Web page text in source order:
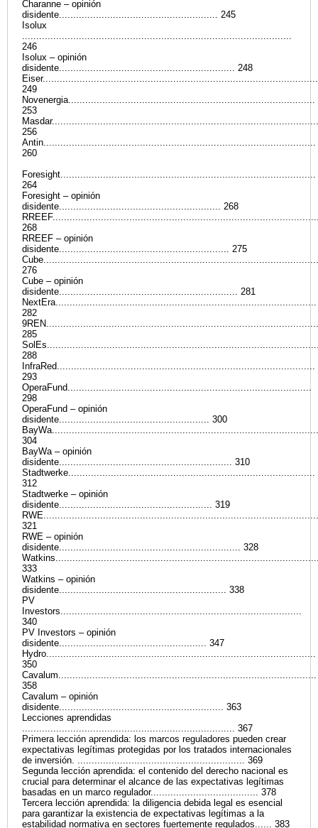
Charanne – opinión
disidente........................................................ 245
Isolux
...............................................................................................
246
Isolux – opinión
disidente.............................................................. 248
249
Novenergia.......................................................................................
253
Masdar..............................................................................................
256
Antin................................................................................................
260
Foresight..........................................................................................
264
Foresight – opinión
disidente......................................................... 268
268
RREEF – opinión
disidente............................................................ 275
Cube.................................................................................................
276
Cube – opinión
disidente............................................................... 281
NextEra............................................................................................
282
9REN................................................................................................
285
288
InfraRed...........................................................................................
293
OperaFund......................................................................................
298
OperaFund – opinión
disidente..................................................... 300
304
BayWa – opinión
disidente............................................................. 310
Stadtwerke.......................................................................................
312
Stadtwerke – opinión
disidente...................................................... 319
321
RWE – opinión
disidente................................................................ 328
333
Watkins – opinión
disidente........................................................... 338
PV
Investors.....................................................................................
340
PV Investors – opinión
disidente.................................................... 347
Hydro...............................................................................................
350
Cavalum...........................................................................................
358
Cavalum – opinión
disidente.......................................................... 363
Lecciones aprendidas
........................................................................... 367
Primera lección aprendida: los marcos reguladores pueden crear
expectativas legítimas protegidas por los tratados internacionales
de inversión. ........................................................... 369
Segunda lección aprendida: el contenido del derecho nacional es
crucial para determinar el alcance de las expectativas legítimas
basadas en un marco regulador...................................... 378
Tercera lección aprendida: la diligencia debida legal es esencial
para garantizar la existencia de expectativas legítimas a la
estabilidad normativa en sectores fuertemente regulados...... 383